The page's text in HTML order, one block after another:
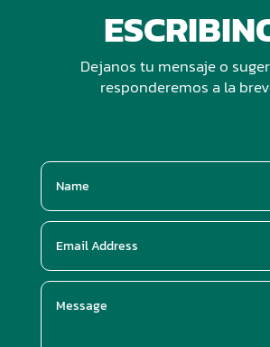
Dejanos tu mensaje o
responderemos a la